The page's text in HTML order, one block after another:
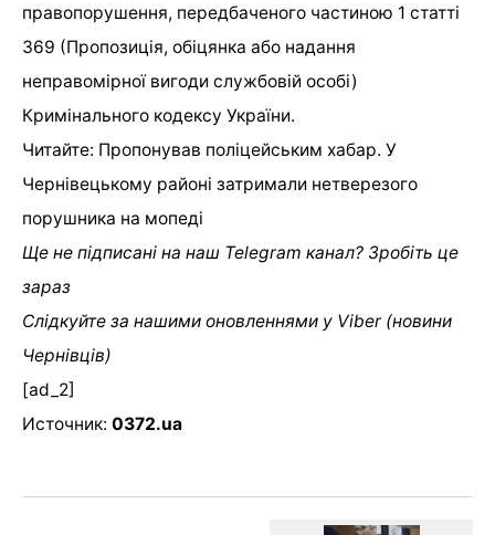
правопорушення, передбаченого частиною 1 статті
369 (Пропозиція, обіцянка або надання
неправомірної вигоди службовій особі)
Кримінального кодексу України.
Читайте: Пропонував поліцейським хабар. У
Чернівецькому районі затримали нетверезого
порушника на мопеді
Ще не підписані на наш Telegram канал? Зробіть це
зараз
Слідкуйте за нашими оновленнями у Viber (новини
Чернівців)
[ad_2]
Источник: 0372.ua